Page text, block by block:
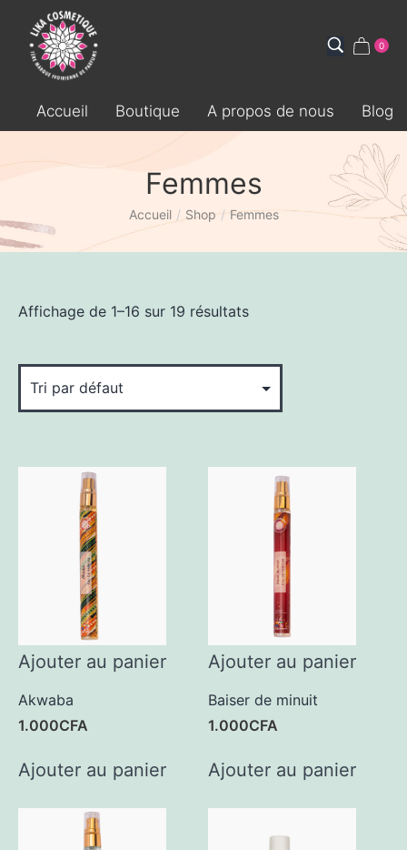
Accueil Boutique A propos de nous Blog
0
Femmes
Accueil / Shop / Femmes
Affichage de 1–16 sur 19 résultats
Ajouter au panier
Akwaba
1.000CFA
Ajouter au panier
Ajouter au panier
Baiser de minuit
1.000CFA
Ajouter au panier